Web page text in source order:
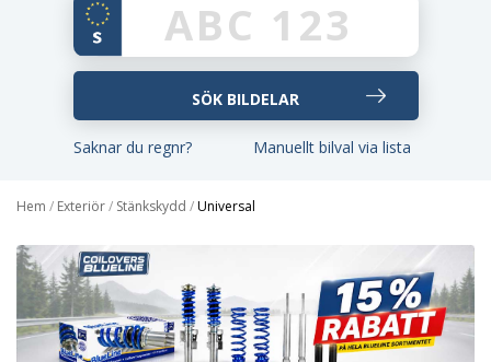
Saknar du regnr? Manuellt bilval via lista
Hem / Exteriör/ Stänkskydd /Universal